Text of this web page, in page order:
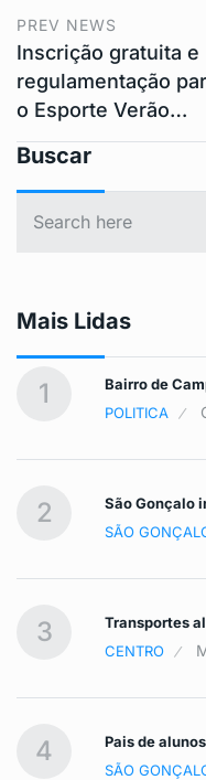
PREV NEWS
Inscrição gratuita e
regulamentação
o Esporte Verão…
Buscar
Mais Lidas
1
Bairro de
POLITICA
2
São Gonçalo
SÃO
3
Transportes
CENTRO
4
Pais de
SÃO